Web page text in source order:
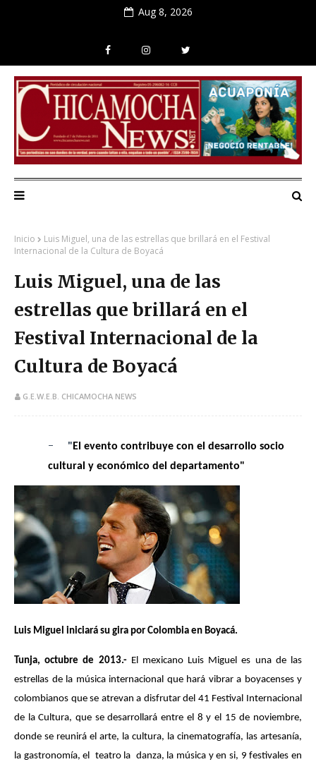
Aug 8, 2026
Inicio
Luis Miguel, una de las estrellas que brillará en el Festival
Internacional de la Cultura de Boyacá
Luis Miguel, una de las
estrellas que brillará en el
Festival Internacional de la
Cultura de Boyacá
G.E.W.E.B. CHICAMOCHA NEWS
- " El evento contribuye con el desarrollo socio
cultural y económico del departamento"
Luis Miguel iniciará su gira por Colombia en Boyacá.
Tunja, octubre de 2013.- El mexicano Luis Miguel es una de las
estrellas de la música internacional que hará vibrar a boyacenses y
colombianos que se atrevan a disfrutar del 41 Festival Internacional
de la Cultura, que se desarrollará entre el 8 y el 15 de noviembre,
donde se reunirá el arte, la cultura, la cinematografía, las artesanía,
la gastronomía, el teatro la danza, la música y en si, 9 festivales en